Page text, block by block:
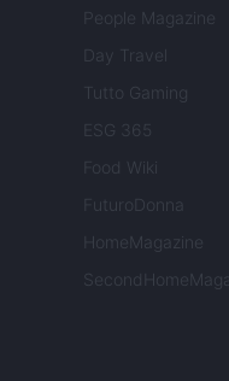
People Magazine
Day Travel
Tutto Gaming
ESG 365
Food Wiki
FuturoDonna
HomeMagazine